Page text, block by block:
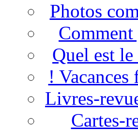
Photos
Quel est
! Vacances
Livres-
Cartes-